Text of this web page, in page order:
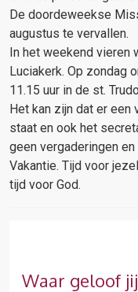
De doordeweekse
augustus te vervallen.
In het weekend vieren
Luciakerk. Op zondag
11.15 uur in de st.
Het kan zijn dat er een
staat en ook het
geen vergaderingen
Vakantie. Tijd voor
tijd voor God.
Waar geloof